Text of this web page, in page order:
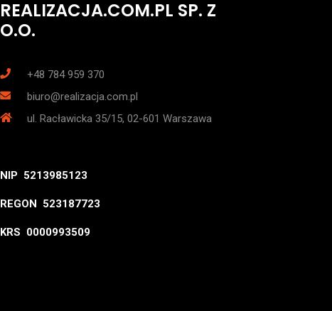
REALIZACJA.COM.PL SP. Z
O.O.
+48 784 959 370
biuro@realizacja.com.pl
ul. Racławicka 35/15, 02-601 Warszawa
NIP 5213985123
REGON 523187723
KRS 0000993509